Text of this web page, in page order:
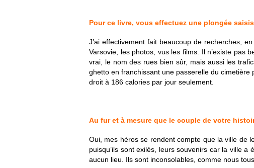
Pour ce livre, vous effectuez une plongée
J’ai effectivement fait beaucoup de recherches,
Varsovie, les photos, vus les films. Il n’existe pas
vrai, le nom des rues bien sûr, mais aussi les
ghetto en franchissant une passerelle du
droit à 186 calories par jour seulement.
Au fur et à mesure que le couple de votre
Oui, mes héros se rendent compte que la ville de
puisqu’ils sont exilés, leurs souvenirs car la ville
aucun lieu. Ils sont inconsolables, comme nous